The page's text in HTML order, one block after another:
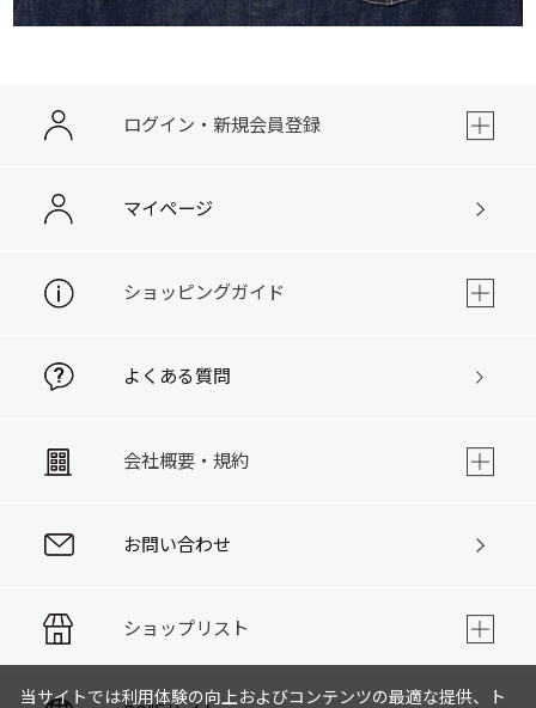
ログイン・新規会員登録
マイページ
ショッピングガイド
よくある質問
会社概要・規約
お問い合わせ
ショップリスト
当サイトでは利用体験の向上およびコンテンツの最適な提供、ト